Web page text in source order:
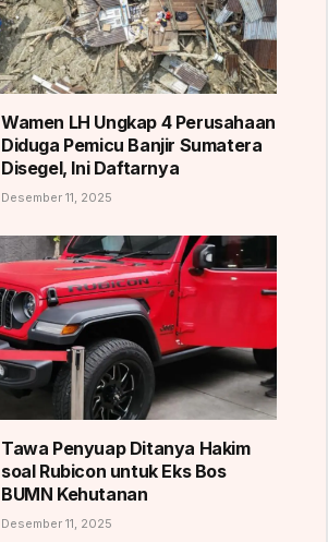
Wamen LH Ungkap 4 Perusahaan
Diduga Pemicu Banjir Sumatera
Disegel, Ini Daftarnya
Desember 11, 2025
Tawa Penyuap Ditanya Hakim
soal Rubicon untuk Eks Bos
BUMN Kehutanan
Desember 11, 2025